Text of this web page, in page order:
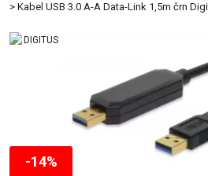
Avdio Video Foto
Oprema za pisarno in dom
> Kabel USB 3.0 A-A Data-Link 1,5m črn
-14%